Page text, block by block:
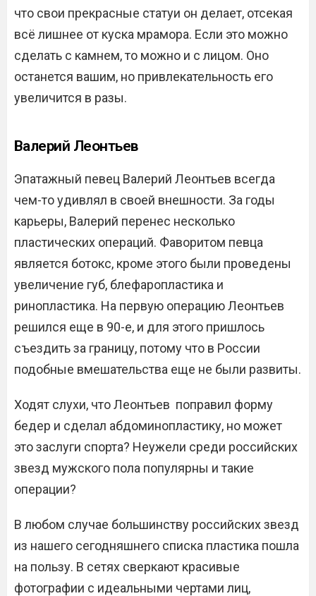
что свои прекрасные статуи он делает, отсекая
всё лишнее от куска мрамора. Если это можно
сделать с камнем, то можно и с лицом. Оно
останется вашим, но привлекательность его
увеличится в разы.
Валерий Леонтьев
Эпатажный певец Валерий Леонтьев всегда
чем-то удивлял в своей внешности. За годы
карьеры, Валерий перенес несколько
пластических операций. Фаворитом певца
является ботокс, кроме этого были проведены
увеличение губ, блефаропластика и
ринопластика. На первую операцию Леонтьев
решился еще в 90-е, и для этого пришлось
съездить за границу, потому что в России
подобные вмешательства еще не были развиты.
Ходят слухи, что Леонтьев поправил форму
бедер и сделал абдоминопластику, но может
это заслуги спорта? Неужели среди российских
звезд мужского пола популярны и такие
операции?
В любом случае большинству российских звезд
из нашего сегодняшнего списка пластика пошла
на пользу. В сетях сверкают красивые
фотографии с идеальными чертами лиц,